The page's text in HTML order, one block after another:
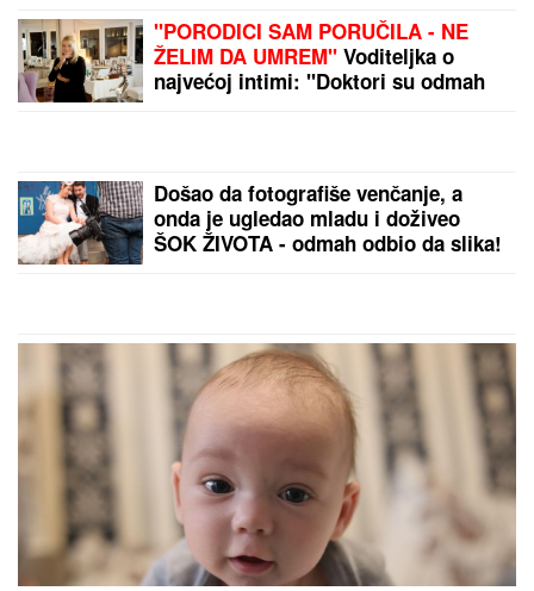
"PORODICI SAM PORUČILA - NE
ŽELIM DA UMREM" Voditeljka o
najvećoj intimi: "Doktori su odmah
Došao da fotografiše venčanje, a
onda je ugledao mladu i doživeo
ŠOK ŽIVOTA - odmah odbio da slika!